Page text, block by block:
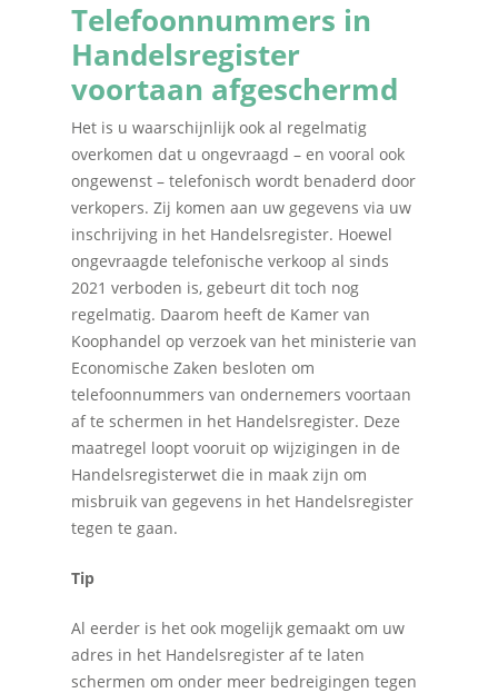
Telefoonnummers in
Handelsregister
voortaan afgeschermd
Het is u waarschijnlijk ook al regelmatig
overkomen dat u ongevraagd – en vooral ook
ongewenst – telefonisch wordt benaderd door
verkopers. Zij komen aan uw gegevens via uw
inschrijving in het Handelsregister. Hoewel
ongevraagde telefonische verkoop al sinds
2021 verboden is, gebeurt dit toch nog
regelmatig. Daarom heeft de Kamer van
Koophandel op verzoek van het ministerie van
Economische Zaken besloten om
telefoonnummers van ondernemers voortaan
af te schermen in het Handelsregister. Deze
maatregel loopt vooruit op wijzigingen in de
Handelsregisterwet die in maak zijn om
misbruik van gegevens in het Handelsregister
tegen te gaan.
Tip
Al eerder is het ook mogelijk gemaakt om uw
adres in het Handelsregister af te laten
schermen om onder meer bedreigingen tegen
Home
Over Quadraad
Administratie
Bedrijfs- en juridisch
Contact